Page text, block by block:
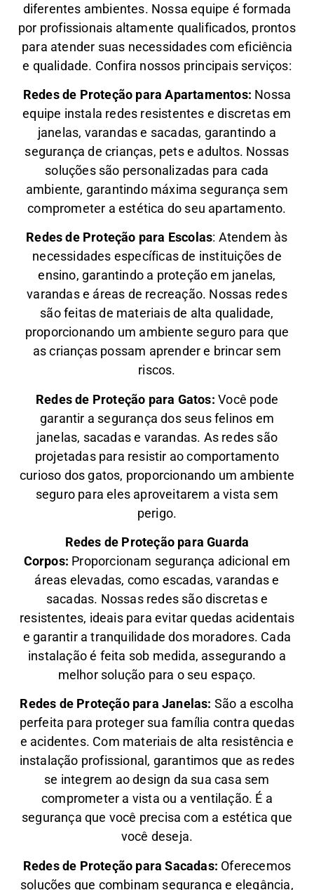
diferentes ambientes. Nossa equipe é formada
por profissionais altamente qualificados, prontos
para atender suas necessidades com eficiência
e qualidade. Confira nossos principais serviços:
Redes de Proteção para Apartamentos: Nossa
equipe instala redes resistentes e discretas em
janelas, varandas e sacadas, garantindo a
segurança de crianças, pets e adultos. Nossas
soluções são personalizadas para cada
ambiente, garantindo máxima segurança sem
comprometer a estética do seu apartamento.
Redes de Proteção para Escolas: Atendem às
necessidades específicas de instituições de
ensino, garantindo a proteção em janelas,
varandas e áreas de recreação. Nossas redes
são feitas de materiais de alta qualidade,
proporcionando um ambiente seguro para que
as crianças possam aprender e brincar sem
riscos.
Redes de Proteção para Gatos: Você pode
garantir a segurança dos seus felinos em
janelas, sacadas e varandas. As redes são
projetadas para resistir ao comportamento
curioso dos gatos, proporcionando um ambiente
seguro para eles aproveitarem a vista sem
perigo.
Redes de Proteção para Guarda
Corpos: Proporcionam segurança adicional em
áreas elevadas, como escadas, varandas e
sacadas. Nossas redes são discretas e
resistentes, ideais para evitar quedas acidentais
e garantir a tranquilidade dos moradores. Cada
instalação é feita sob medida, assegurando a
melhor solução para o seu espaço.
Redes de Proteção para Janelas: São a escolha
perfeita para proteger sua família contra quedas
e acidentes. Com materiais de alta resistência e
instalação profissional, garantimos que as redes
se integrem ao design da sua casa sem
comprometer a vista ou a ventilação. É a
segurança que você precisa com a estética que
você deseja.
Redes de Proteção para Sacadas: Oferecemos
soluções que combinam segurança e elegância,